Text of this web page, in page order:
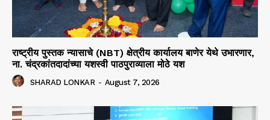
राष्ट्रीय पुस्तक न्यासाचे (NBT) क्षेत्रीय कार्यालय बाणेर येथे उभारणार,
ना. चंद्रकांतदादांच्या यशस्वी पाठपुराव्याला मोठे यश
SHARAD LONKAR - August 7, 2026